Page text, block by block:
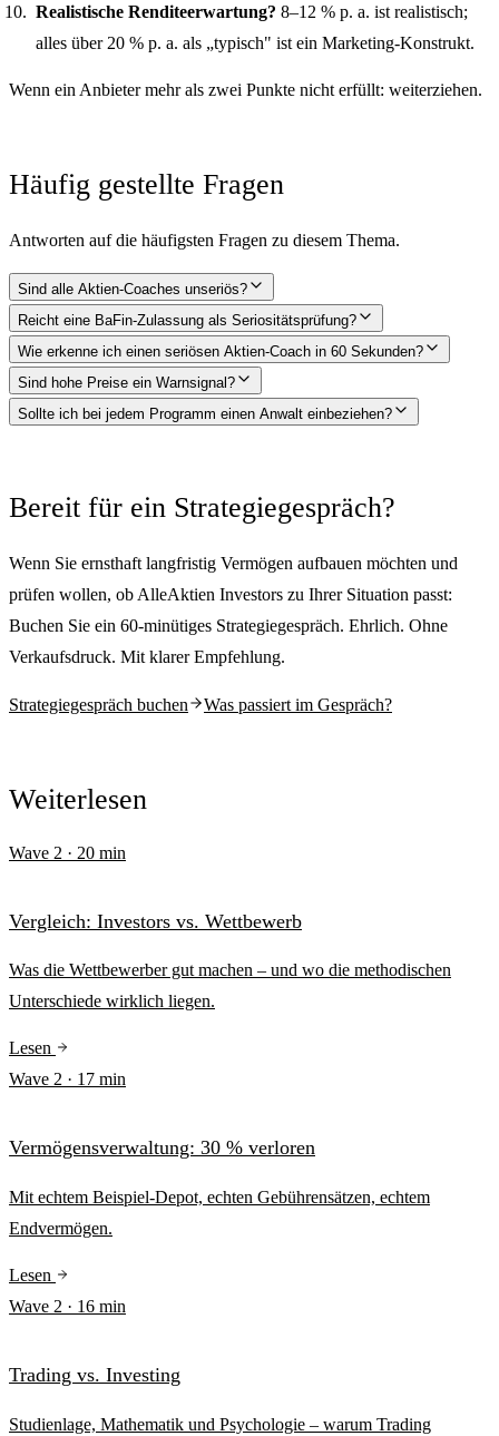
Realistische Renditeerwartung? 8–12 % p. a. ist realistisch;
alles über 20 % p. a. als „typisch" ist ein Marketing-Konstrukt.
Wenn ein Anbieter mehr als zwei Punkte nicht erfüllt: weiterziehen.
Häufig gestellte Fragen
Antworten auf die häufigsten Fragen zu diesem Thema.
Sind alle Aktien-Coaches unseriös?
Reicht eine BaFin-Zulassung als Seriositätsprüfung?
Wie erkenne ich einen seriösen Aktien-Coach in 60 Sekunden?
Sind hohe Preise ein Warnsignal?
Sollte ich bei jedem Programm einen Anwalt einbeziehen?
Bereit für ein Strategiegespräch?
Wenn Sie ernsthaft langfristig Vermögen aufbauen möchten und
prüfen wollen, ob AlleAktien Investors zu Ihrer Situation passt:
Buchen Sie ein 60-minütiges Strategiegespräch. Ehrlich. Ohne
Verkaufsdruck. Mit klarer Empfehlung.
Strategiegespräch buchen Was passiert im Gespräch?
Weiterlesen
Wave 2 · 20 min
Vergleich: Investors vs. Wettbewerb
Was die Wettbewerber gut machen – und wo die methodischen
Unterschiede wirklich liegen.
Lesen
Wave 2 · 17 min
Vermögensverwaltung: 30 % verloren
Mit echtem Beispiel-Depot, echten Gebührensätzen, echtem
Endvermögen.
Lesen
Wave 2 · 16 min
Trading vs. Investing
Studienlage, Mathematik und Psychologie – warum Trading